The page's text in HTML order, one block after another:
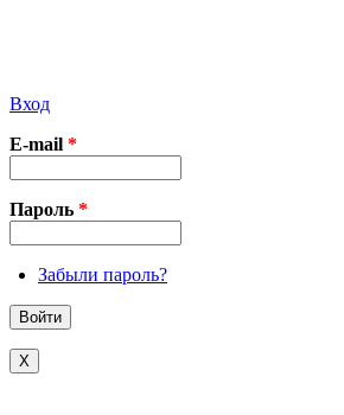
Вход
E-mail *
Пароль *
Забыли пароль?
X